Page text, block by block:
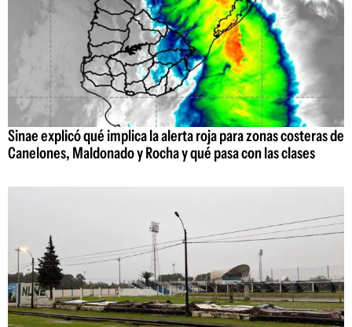
Sinae explicó qué implica la alerta roja para zonas costeras de
Canelones, Maldonado y Rocha y qué pasa con las clases